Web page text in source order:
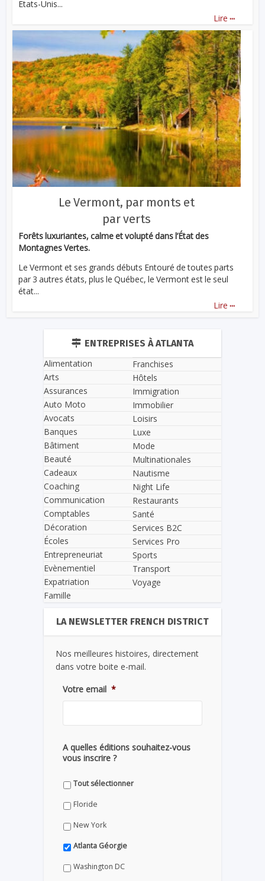
Etats-Unis...
Lire ...
Le Vermont, par monts et
par verts
Forêts luxuriantes, calme et volupté dans l’État des
Montagnes Vertes.
Le Vermont et ses grands débuts Entouré de toutes parts
par 3 autres états, plus le Québec, le Vermont est le seul
état...
Lire ...
ENTREPRISES À ATLANTA
Alimentation
Arts
Assurances
Auto Moto
Avocats
Banques
Bâtiment
Beauté
Cadeaux
Coaching
Communication
Comptables
Décoration
Écoles
Entrepreneuriat
Evènementiel
Expatriation
Famille
Franchises
Hôtels
Immigration
Immobilier
Loisirs
Luxe
Mode
Multinationales
Nautisme
Night Life
Restaurants
Santé
Services B2C
Services Pro
Sports
Transport
Voyage
LA NEWSLETTER FRENCH DISTRICT
Nos meilleures histoires, directement
dans votre boite e-mail.
Votre email *
A quelles éditions souhaitez-vous
vous inscrire ?
Tout sélectionner
Floride
New York
Atlanta Géorgie
Washington DC